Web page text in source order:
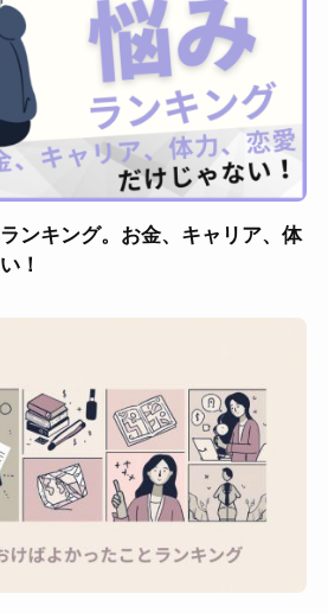
ンキング。お金、キャリア、体
！